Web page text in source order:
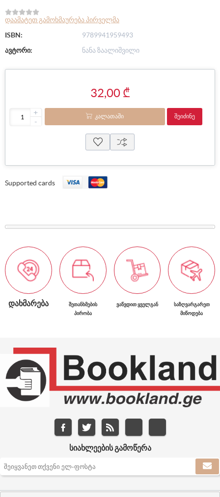
დაამატეთ გამოხმაურება პირველმა
ISBN:
9789941959493
ავტორი:
ნანა ზაალიშვილი
32,00 ₾
+
-
ᲙᲐᲚᲐᲗᲐᲨᲘ ᲨᲔᲘᲫᲘᲜᲔ
Supported cards
ᲓᲐᲮᲛᲐᲠᲔᲑᲐ
ᲨᲔᲗᲐᲜᲮᲛᲔᲑᲘᲡ
ᲞᲘᲠᲝᲑᲐ
ᲕᲐᲬᲕᲓᲘᲗ ᲧᲕᲔᲚᲒᲐᲜ
ᲡᲐᲖᲦᲕᲐᲠᲒᲐᲠᲔᲗ
ᲛᲘᲬᲝᲓᲔᲑᲐ
ᲡᲘᲐᲮᲚᲔᲔᲑᲘᲡ ᲒᲐᲛᲝᲬᲔᲠᲐ